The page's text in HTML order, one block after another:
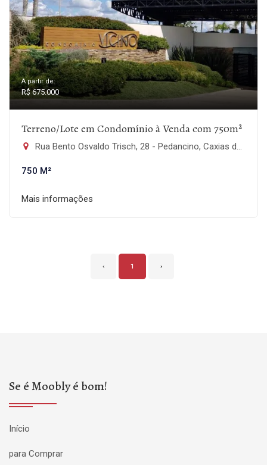
A partir de:
R$ 675.000
Terreno/Lote em Condomínio à Venda com 750m²
Rua Bento Osvaldo Trisch, 28 - Pedancino, Caxias do Sul-RS
750 M²
Mais informações
‹ 1 ›
Se é Moobly é bom!
Início
para Comprar